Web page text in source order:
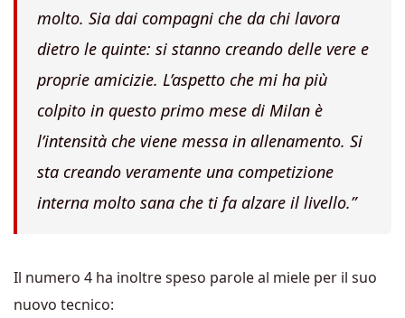
molto. Sia dai compagni che da chi lavora
dietro le quinte: si stanno creando delle vere e
proprie amicizie. L’aspetto che mi ha più
colpito in questo primo mese di Milan è
l’intensità che viene messa in allenamento. Si
sta creando veramente una competizione
interna molto sana che ti fa alzare il livello.”
Il numero 4 ha inoltre speso parole al miele per il suo
nuovo tecnico: